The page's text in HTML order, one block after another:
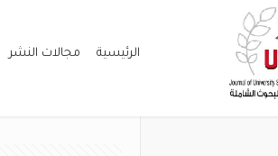
الرئيسية مجالات النشر